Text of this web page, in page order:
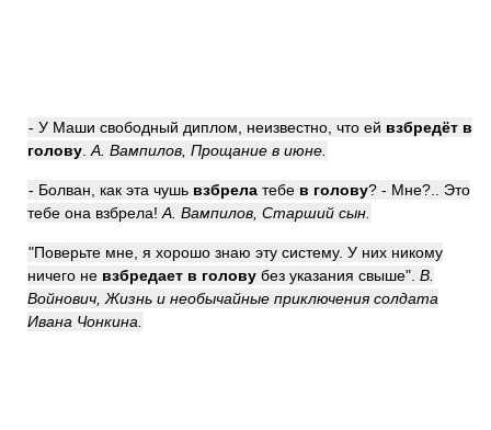
- У Маши свободный диплом, неизвестно, что ей взбредёт в
голову А. Вампилов, Прощание в июне.
- Болван, как эта чушь взбрела тебе в голову? - Мне?.. Это
тебе она взбрела! А. Вампилов, Старший сын.
"Поверьте мне, я хорошо знаю эту систему. У них никому
ничего не взбредает в голову без указания свыше". В.
Войнович, Жизнь и необычайные приключения солдата
Ивана Чонкина.